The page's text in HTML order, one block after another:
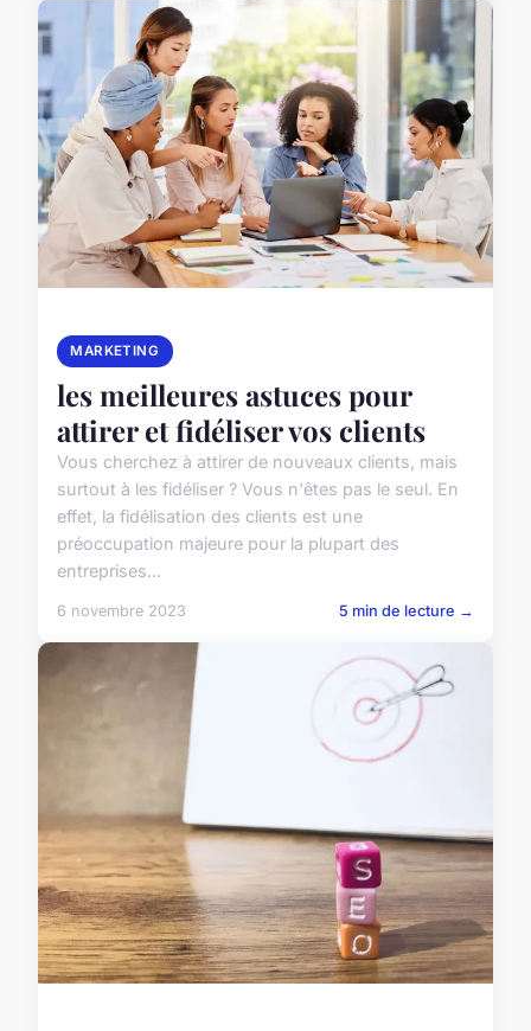
MARKETING
les meilleures astuces pour
attirer et fidéliser vos clients
Vous cherchez à attirer de nouveaux clients, mais
surtout à les fidéliser ? Vous n'êtes pas le seul. En
effet, la fidélisation des clients est une
préoccupation majeure pour la plupart des
entreprises...
6 novembre 2023 5 min de lecture →